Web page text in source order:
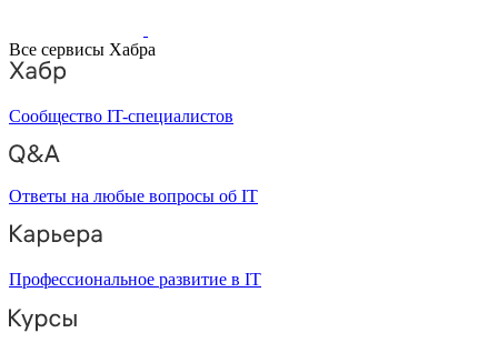
Все сервисы Хабра
Сообщество IT-специалистов
Ответы на любые вопросы об IT
Профессиональное развитие в IT